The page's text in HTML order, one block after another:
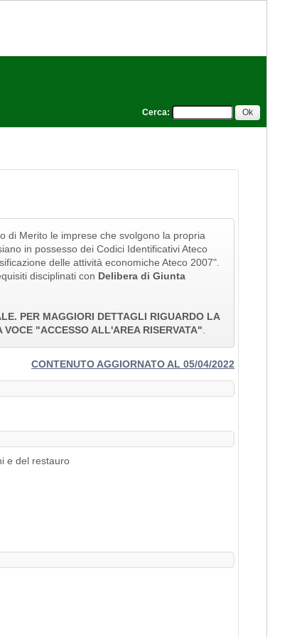
Cerca:
di Merito le imprese che svolgono la propria
in possesso dei Codici Identificativi Ateco
delle attività economiche Ateco 2007".
disciplinati con Delibera di Giunta
PER MAGGIORI DETTAGLI RIGUARDO LA
"ACCESSO ALL'AREA RISERVATA".
CONTENUTO AGGIORNATO AL 05/04/2022
e del restauro